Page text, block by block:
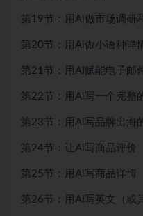
第19节：用Al做市场调研
第20节：用Al做小语种详
第21节：用AI赋能电子邮
第22节：用Al写一个完整
第23节：用Al写品牌出海
第24节：让Al写商品评价
第25节：用Al写商品详情
第26节：用AI写英文（或